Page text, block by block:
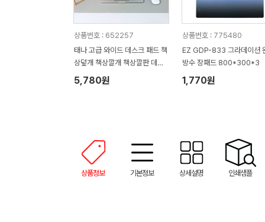
상품번호 : 652257
태나 고급 와이드 데스크 패드 책
상덮개 책상깔개 책상깔판 데스
크매트 책상꾸미기
5,780원
상품번호 : 775480
EZ GDP-833 그라데이션
방수 장패드 800*300*3
1,770원
상품정보 기본정보 상세설명 인쇄샘플